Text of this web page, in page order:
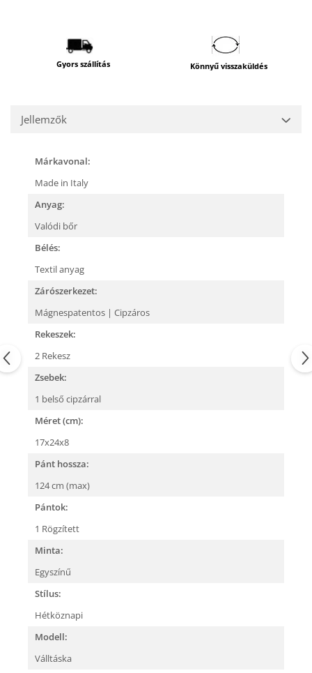
Gyors szállítás Könnyű visszaküldés
Jellemzők
Márkavonal:
Made in Italy
Anyag:
Valódi bőr
Bélés:
Textil anyag
Zárószerkezet:
Mágnespatentos | Cipzáros
Rekeszek:
2 Rekesz
Zsebek:
1 belső cipzárral
Méret (cm):
17x24x8
Pánt hossza:
124 cm (max)
Pántok:
1 Rögzített
Minta:
Egyszínű
Stílus:
Hétköznapi
Modell:
Válltáska